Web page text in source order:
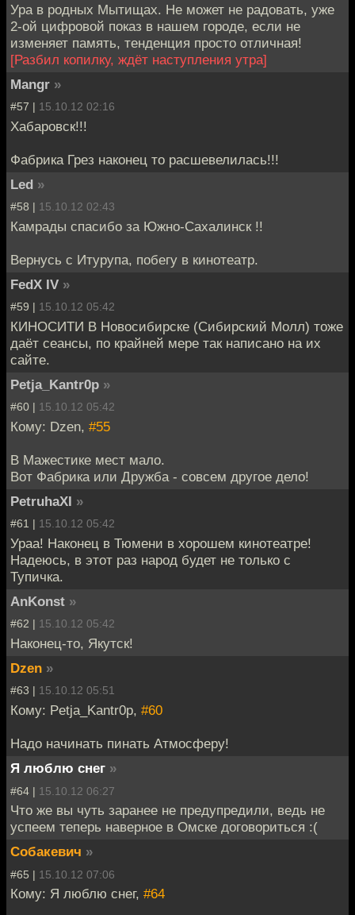
Ура в родных Мытищах. Не может не радовать, уже
2-ой цифровой показ в нашем городе, если не
изменяет память, тенденция просто отличная!
[Разбил копилку, ждёт наступления утра]
Mangr »
#57 | 15.10.12 02:16
Хабаровск!!!
Фабрика Грез наконец то расшевелилась!!!
Led »
#58 | 15.10.12 02:43
Камрады спасибо за Южно-Сахалинск !!
Вернусь с Итурупа, побегу в кинотеатр.
FedX IV »
#59 | 15.10.12 05:42
КИНОСИТИ В Новосибирске (Сибирский Молл) тоже
даёт сеансы, по крайней мере так написано на их
сайте.
Petja_Kantr0p »
#60 | 15.10.12 05:42
Кому: Dzen, #55
В Мажестике мест мало.
Вот Фабрика или Дружба - совсем другое дело!
PetruhaXI »
#61 | 15.10.12 05:42
Ураа! Наконец в Тюмени в хорошем кинотеатре!
Надеюсь, в этот раз народ будет не только с
Тупичка.
AnKonst »
#62 | 15.10.12 05:42
Наконец-то, Якутск!
Dzen »
#63 | 15.10.12 05:51
Кому: Petja_Kantr0p, #60
Надо начинать пинать Атмосферу!
Я люблю снег »
#64 | 15.10.12 06:27
Что же вы чуть заранее не предупредили, ведь не
успеем теперь наверное в Омске договориться :(
Собакевич »
#65 | 15.10.12 07:06
Кому: Я люблю снег, #64